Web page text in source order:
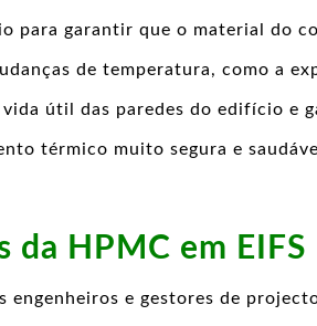
para garantir que o material do
de temperatura, como a
útil das paredes do edifício e
térmico muito segura e
da HPMC em EIFS
engenheiros e gestores de